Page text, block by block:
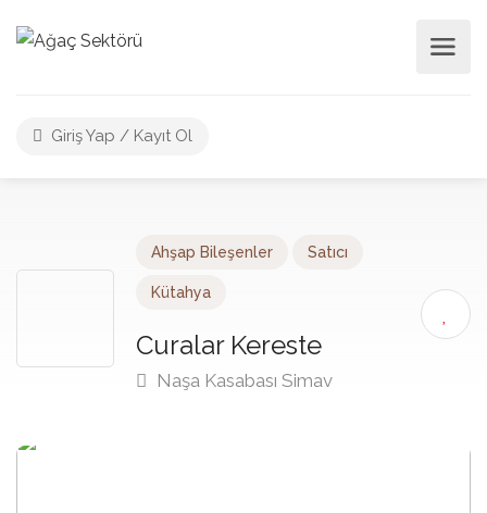
Giriş Yap / Kayıt Ol
Ahşap Bileşenler Satıcı
Kütahya
Curalar Kereste
Naşa Kasabası Simav